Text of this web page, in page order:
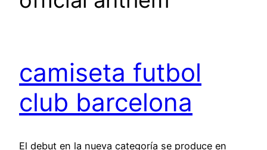
camiseta futbol
club barcelona
El debut en la nueva categoría se produce en